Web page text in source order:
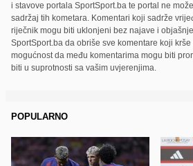
i stavove portala SportSport.ba te portal ne
sadržaj tih kometara. Komentari koji sadrže
riječnik mogu biti uklonjeni bez najave i
SportSport.ba da obriše sve komentare koji
mogućnost da među komentarima mogu biti
biti u suprotnosti sa vašim uvjerenjima.
POPULARNO